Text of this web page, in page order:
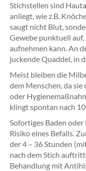
Stichstellen sind
anliegt, wie z.B.
saugt nicht Blut,
Gewebe punktuell auf,
aufnehmen kann. An
juckende Quaddel, in
Meist bleiben die
dem Menschen, da
oder
klingt spontan nach
Sofortiges Baden
Risiko eines Befalls.
der 4 – 36 Stunden
nach dem Stich
Behandlung mit